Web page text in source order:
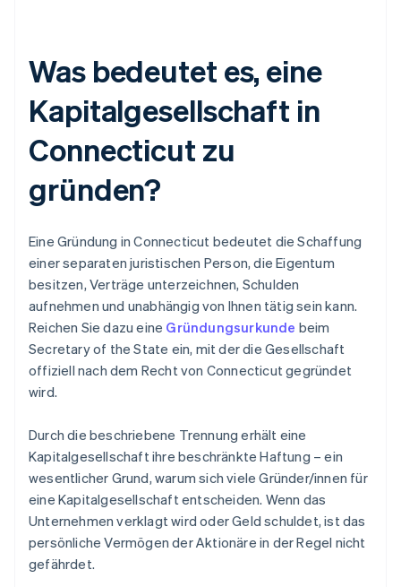
Was bedeutet es, eine
Kapitalgesellschaft in
Connecticut zu
gründen?
Eine Gründung in Connecticut bedeutet die Schaffung
einer separaten juristischen Person, die Eigentum
besitzen, Verträge unterzeichnen, Schulden
aufnehmen und unabhängig von Ihnen tätig sein kann.
Reichen Sie dazu eine Gründungsurkunde beim
Secretary of the State ein, mit der die Gesellschaft
offiziell nach dem Recht von Connecticut gegründet
wird.
Durch die beschriebene Trennung erhält eine
Kapitalgesellschaft ihre beschränkte Haftung – ein
wesentlicher Grund, warum sich viele Gründer/innen für
eine Kapitalgesellschaft entscheiden. Wenn das
Unternehmen verklagt wird oder Geld schuldet, ist das
persönliche Vermögen der Aktionäre in der Regel nicht
gefährdet.